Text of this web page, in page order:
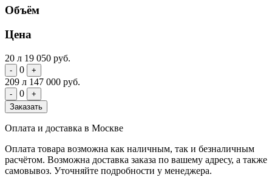
Объём
Цена
20 л 19 050 руб.
- 0 +
209 л 147 000 руб.
- 0
+
Заказать
Оплата и доставка в Москве
Оплата товара возможна как наличным, так и безналичным
расчётом. Возможна доставка заказа по вашему адресу, а также
самовывоз. Уточняйте подробности у менеджера.